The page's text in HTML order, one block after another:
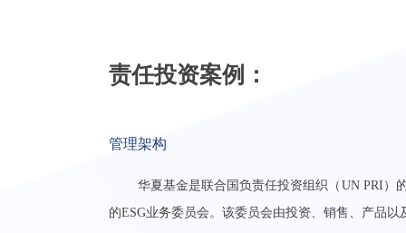
责任投资案例：
管理架构
华夏基金是联合国负责任投资组织（UN PRI）
的ESG业务委员会。该委员会由投资、销售、产品